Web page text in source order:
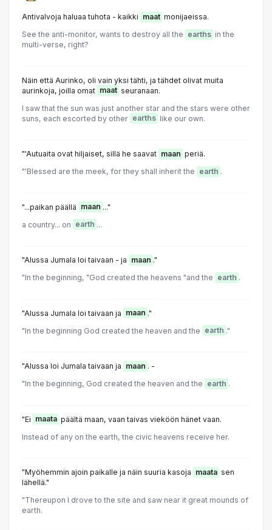
Antivalvoja haluaa tuhota - kaikki maat monijaeissa.
See the anti-monitor, wants to destroy all the earths in the
multi-verse, right?
Näin että Aurinko, oli vain yksi tähti, ja tähdet olivat muita
aurinkoja, joilla omat maat seuranaan.
I saw that the sun was just another star and the stars were other
suns, each escorted by other earths like our own.
"'Autuaita ovat hiljaiset, sillä he saavat maan periä.
"'Blessed are the meek, for they shall inherit the earth .
"...paikan päällä maan ..."
a country... on earth ...
"Alussa Jumala loi taivaan - ja maan ."
"In the beginning, "God created the heavens "and the earth .
"Alussa Jumala loi taivaan ja maan ."
"In the beginning God created the heaven and the earth ."
"Alussa loi Jumala taivaan ja maan . -
"In the beginning, God created the heaven and the earth .
"Ei maata päältä maan, vaan taivas vieköön hänet vaan.
Instead of any on the earth, the civic heavens receive her.
"Myöhemmin ajoin paikalle ja näin suuria kasoja maata sen
lähellä."
"Thereupon l drove to the site and saw near it great mounds of
earth.